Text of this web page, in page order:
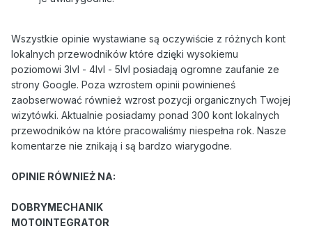
Wszystkie opinie wystawiane są oczywiście z różnych kont
lokalnych przewodników które dzięki wysokiemu
poziomowi 3lvl - 4lvl - 5lvl posiadają ogromne zaufanie ze
strony Google. Poza wzrostem opinii powinieneś
zaobserwować również wzrost pozycji organicznych Twojej
wizytówki. Aktualnie posiadamy ponad 300 kont lokalnych
przewodników na które pracowaliśmy niespełna rok. Nasze
komentarze nie znikają i są bardzo wiarygodne.
OPINIE RÓWNIEŻ NA:
DOBRYMECHANIK
MOTOINTEGRATOR